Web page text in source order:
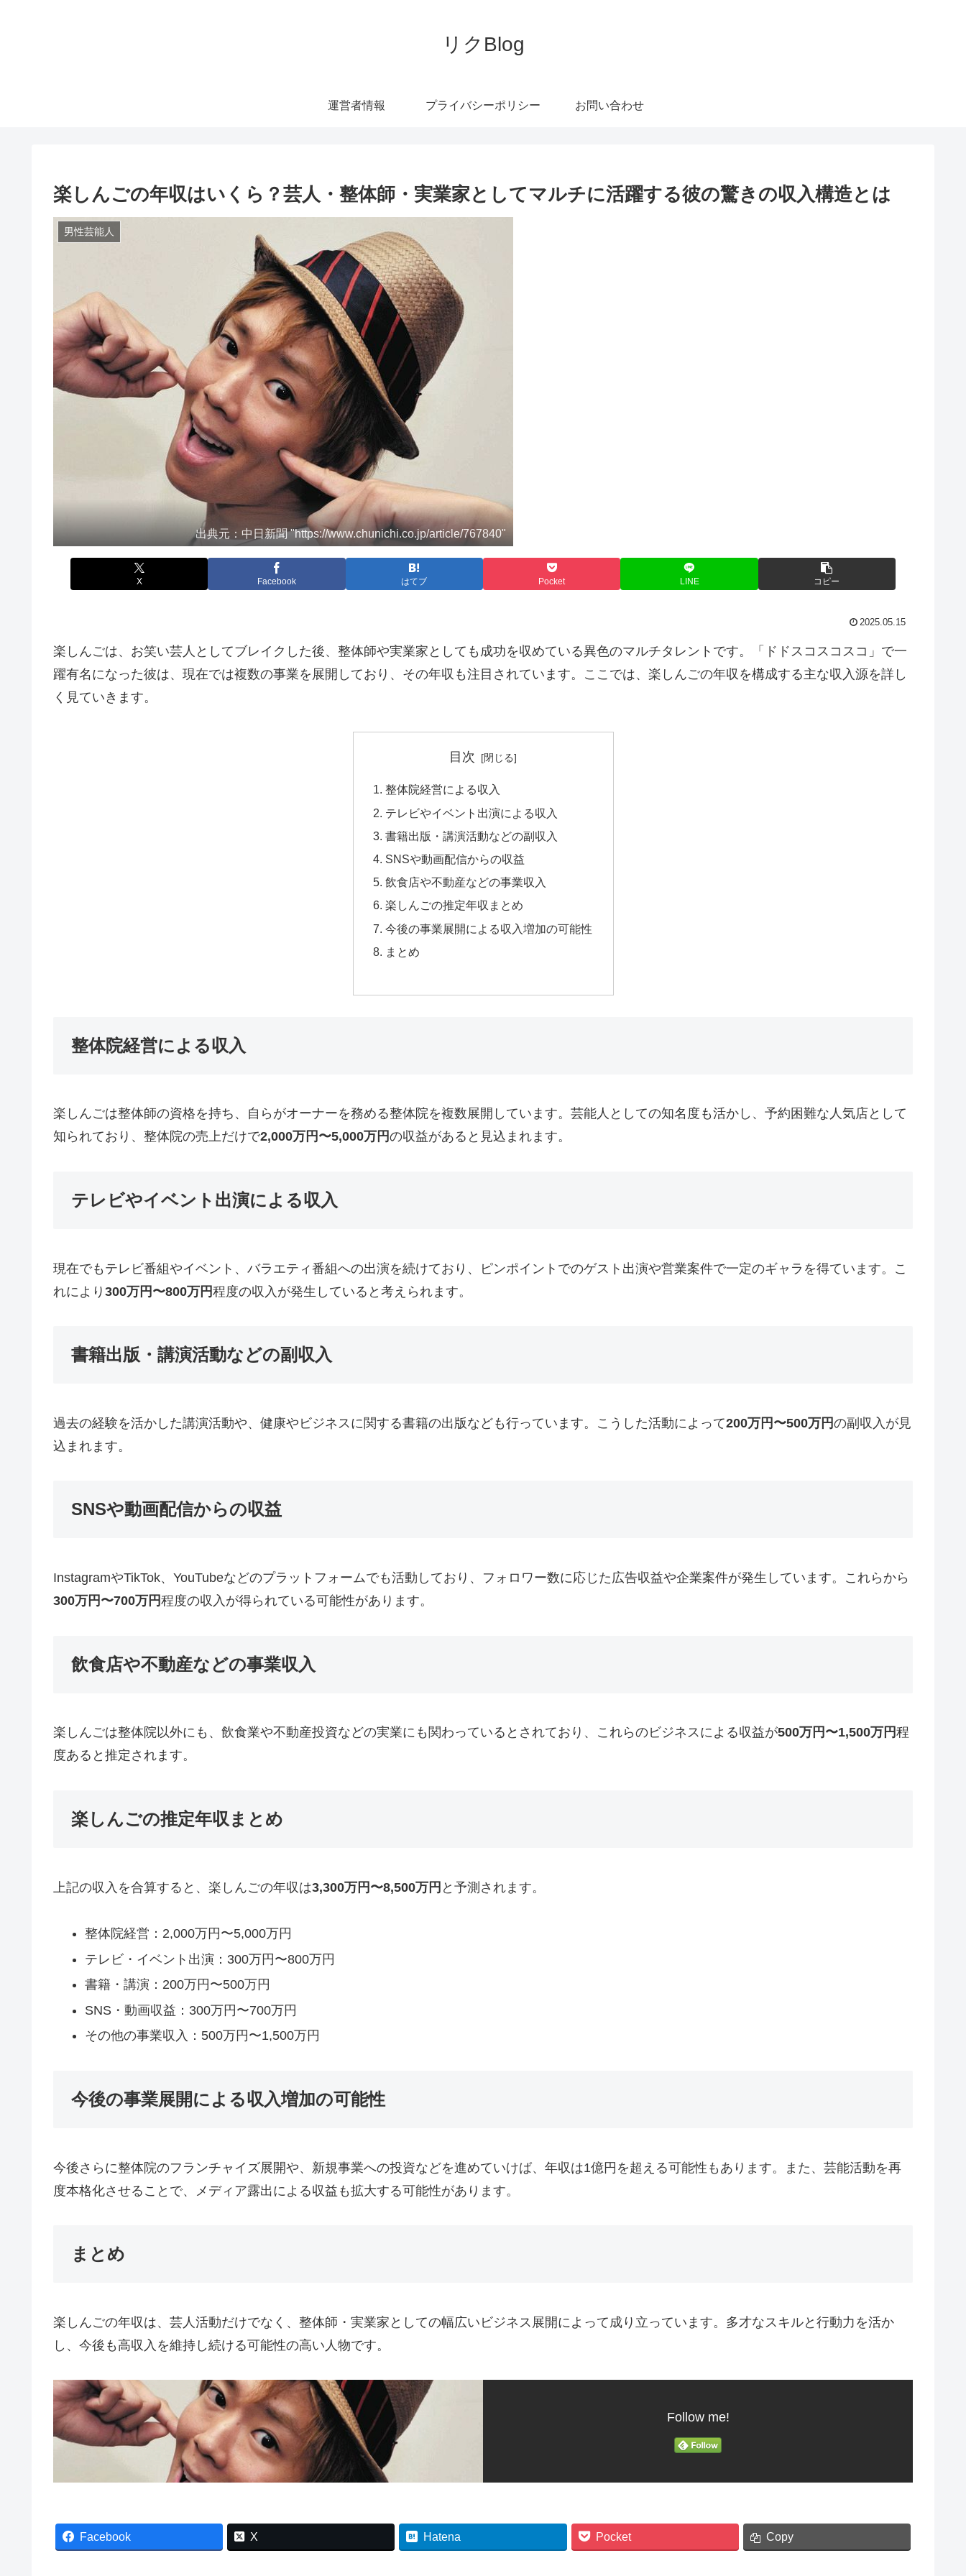
リクBlog
運営者情報 プライバシーポリシー お問い合わせ
楽しんごの年収はいくら？芸人・整体師・実業家としてマルチに活躍する彼の驚きの収入構造とは
男性芸能人
出典元：中日新聞 "https://www.chunichi.co.jp/article/767840"
X Facebook はてブ Pocket LINE コピー
2025.05.15
楽しんごは、お笑い芸人としてブレイクした後、整体師や実業家としても成功を収めている異色のマルチタレントです。「ドドスコスコスコ」で一
躍有名になった彼は、現在では複数の事業を展開しており、その年収も注目されています。ここでは、楽しんごの年収を構成する主な収入源を詳し
く見ていきます。
目次
整体院経営による収入
テレビやイベント出演による収入
書籍出版・講演活動などの副収入
SNSや動画配信からの収益
飲食店や不動産などの事業収入
楽しんごの推定年収まとめ
今後の事業展開による収入増加の可能性
まとめ
整体院経営による収入
楽しんごは整体師の資格を持ち、自らがオーナーを務める整体院を複数展開しています。芸能人としての知名度も活かし、予約困難な人気店として
知られており、整体院の売上だけで2,000万円〜5,000万円の収益があると見込まれます。
テレビやイベント出演による収入
現在でもテレビ番組やイベント、バラエティ番組への出演を続けており、ピンポイントでのゲスト出演や営業案件で一定のギャラを得ています。こ
れにより 300万円〜800万円程度の収入が発生していると考えられます。
書籍出版・講演活動などの副収入
過去の経験を活かした講演活動や、健康やビジネスに関する書籍の出版なども行っています。こうした活動によって200万円〜500万円の副収入が見
込まれます。
SNSや動画配信からの収益
InstagramやTikTok、YouTubeなどのプラットフォームでも活動しており、フォロワー数に応じた広告収益や企業案件が発生しています。これらから
300万円〜700万円程度の収入が得られている可能性があります。
飲食店や不動産などの事業収入
楽しんごは整体院以外にも、飲食業や不動産投資などの実業にも関わっているとされており、これらのビジネスによる収益が500万円〜1,500万円程
度あると推定されます。
楽しんごの推定年収まとめ
上記の収入を合算すると、楽しんごの年収は3,300万円〜8,500万円 と予測されます。
整体院経営：2,000万円〜5,000万円
テレビ・イベント出演：300万円〜800万円
書籍・講演：200万円〜500万円
SNS・動画収益：300万円〜700万円
その他の事業収入：500万円〜1,500万円
今後の事業展開による収入増加の可能性
今後さらに整体院のフランチャイズ展開や、新規事業への投資などを進めていけば、年収は1億円を超える可能性もあります。また、芸能活動を再
度本格化させることで、メディア露出による収益も拡大する可能性があります。
まとめ
楽しんごの年収は、芸人活動だけでなく、整体師・実業家としての幅広いビジネス展開によって成り立っています。多才なスキルと行動力を活か
し、今後も高収入を維持し続ける可能性の高い人物です。
Follow me!
Facebook X Hatena Pocket Copy